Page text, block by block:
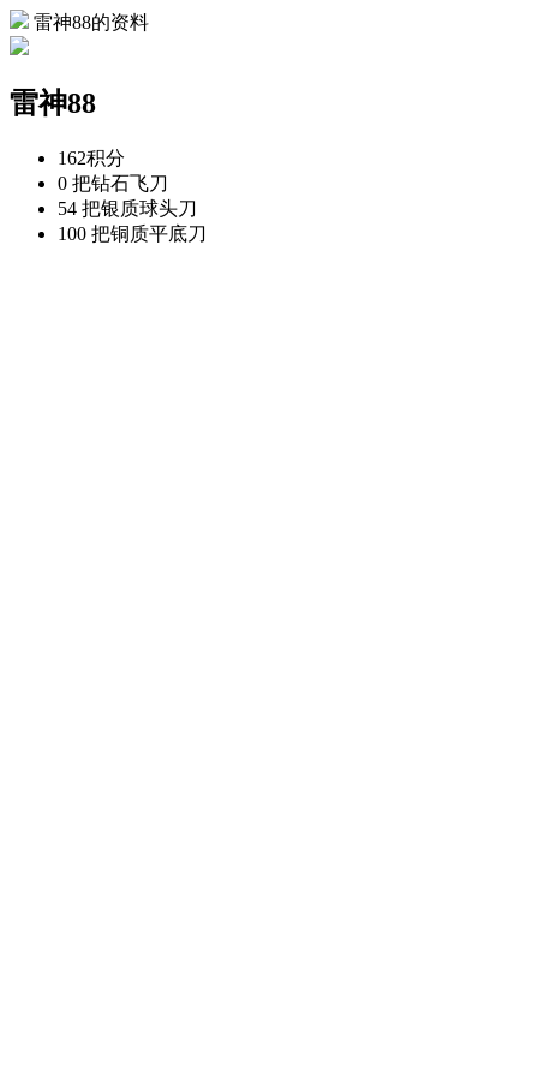
雷神88的资料
雷神88
162积分
0 把钻石飞刀
54 把银质球头刀
100 把铜质平底刀